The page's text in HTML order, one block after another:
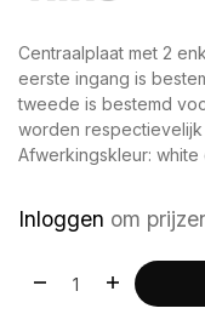
Centraalplaat met 2
eerste ingang is
tweede is bestemd
worden
Afwerkingskleur: white
Inloggen om